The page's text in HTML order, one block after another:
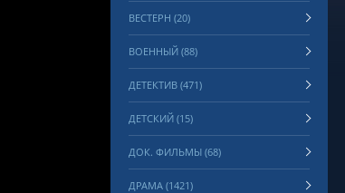
ВЕСТЕРН (20)
ВОЕННЫЙ (88)
ДЕТЕКТИВ (471)
ДЕТСКИЙ (15)
ДОК. ФИЛЬМЫ (68)
ДРАМА (1421)